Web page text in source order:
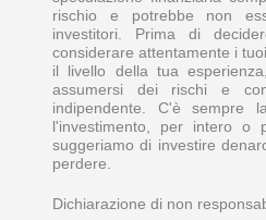
rischio e potrebbe non
investitori. Prima di
considerare attentamente i
il livello della tua
assumersi dei rischi e
indipendente. C'è sempre
l'investimento, per intero o
suggeriamo di investire
perdere.
Dichiarazione di non